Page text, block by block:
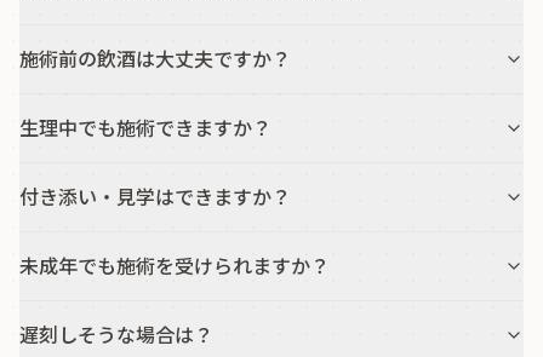
施術前の飲酒は大丈夫ですか？
生理中でも施術できますか？
付き添い・見学はできますか？
未成年でも施術を受けられますか？
遅刻しそうな場合は？